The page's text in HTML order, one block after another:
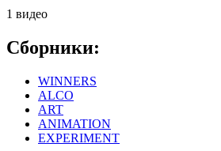
1 видео
Сборники:
WINNERS
ALCO
ART
ANIMATION
EXPERIMENT